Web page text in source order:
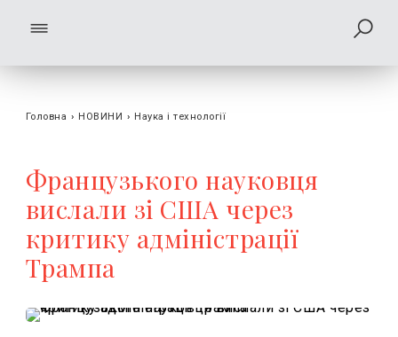
Головна › НОВИНИ › Наука і технології
Французького науковця
вислали зі США через
критику адміністрації
Трампа